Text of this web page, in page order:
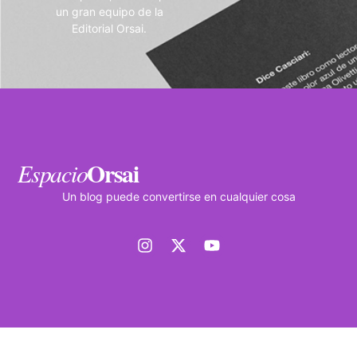
un gran equipo de la
Editorial Orsai.
EspacioOrsai
Un blog puede convertirse en cualquier cosa